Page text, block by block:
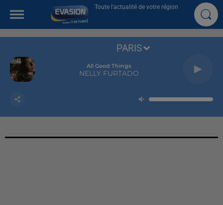
Toute l'actualité de votre région
All Good Things
NELLY FURTADO
PARIS